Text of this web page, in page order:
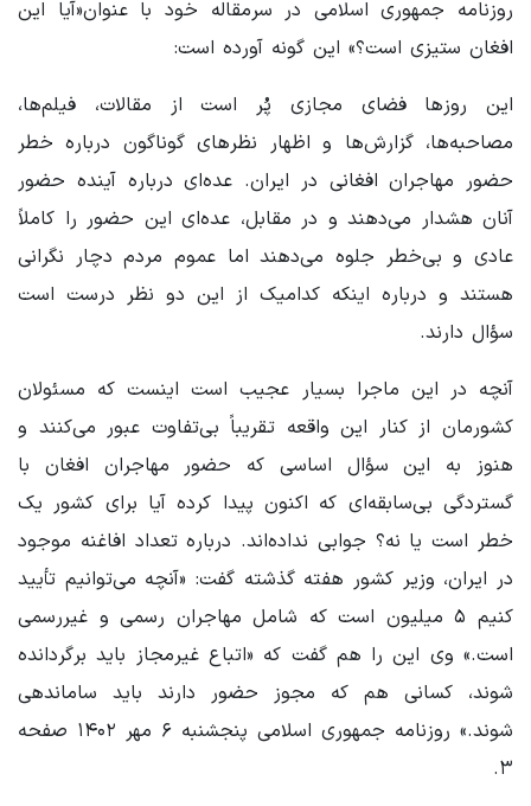
روزنامه جمهوری اسلامی در سرمقاله خود با عنوان«آیا این
افغان ‌ستیزی است؟» این گونه آورده است:
این روزها فضای مجازی پُر است از مقالات، فیلم‌ها،
مصاحبه‌ها، گزارش‌ها و اظهار نظرهای گوناگون درباره خطر
حضور مهاجران افغانی در ایران. عده‌ای درباره آینده حضور
آنان هشدار می‌دهند و در مقابل، عده‌ای این حضور را کاملاً
عادی و بی‌خطر جلوه می‌دهند اما عموم مردم دچار نگرانی
هستند و درباره اینکه کدامیک از این دو نظر درست است
سؤال دارند.
آنچه در این ماجرا بسیار عجیب است اینست که مسئولان
کشورمان از کنار این واقعه تقریباً بی‌تفاوت عبور می‌کنند و
هنوز به این سؤال اساسی که حضور مهاجران افغان با
گستردگی بی‌سابقه‌ای که اکنون پیدا کرده آیا برای کشور یک
خطر است یا نه؟ جوابی نداده‌اند. درباره تعداد افاغنه موجود
در ایران، وزیر کشور هفته گذشته گفت: «‌آنچه می‌توانیم تأیید
کنیم ۵ میلیون است که شامل مهاجران رسمی و غیررسمی
است.» وی این را هم گفت که «اتباع غیرمجاز باید برگردانده
شوند، کسانی هم که مجوز حضور دارند باید ساماندهی
شوند.» روزنامه جمهوری اسلامی پنجشنبه ۶ مهر ۱۴۰۲ صفحه
۳.